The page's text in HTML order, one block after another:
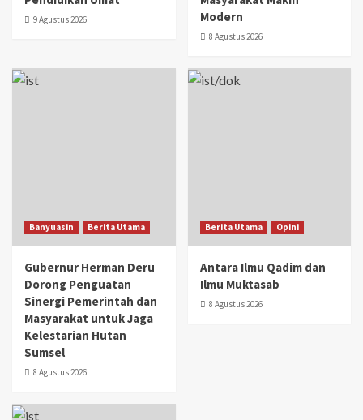
9 Agustus 2026
Modern
8 Agustus 2026
Banyuasin Berita Utama
Gubernur Herman Deru
Dorong Penguatan
Sinergi Pemerintah dan
Masyarakat untuk Jaga
Kelestarian Hutan
Sumsel
8 Agustus 2026
Berita Utama Opini
Antara Ilmu Qadim dan
Ilmu Muktasab
8 Agustus 2026